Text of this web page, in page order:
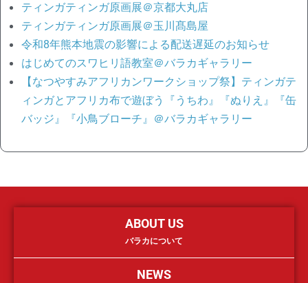
ティンガティンガ原画展＠京都大丸店
ティンガティンガ原画展＠玉川髙島屋
令和8年熊本地震の影響による配送遅延のお知らせ
はじめてのスワヒリ語教室＠バラカギャラリー
【なつやすみアフリカンワークショップ祭】ティンガテ
ィンガとアフリカ布で遊ぼう『うちわ』『ぬりえ』『缶
バッジ』『小鳥ブローチ』＠バラカギャラリー
ABOUT US
バラカについて
NEWS